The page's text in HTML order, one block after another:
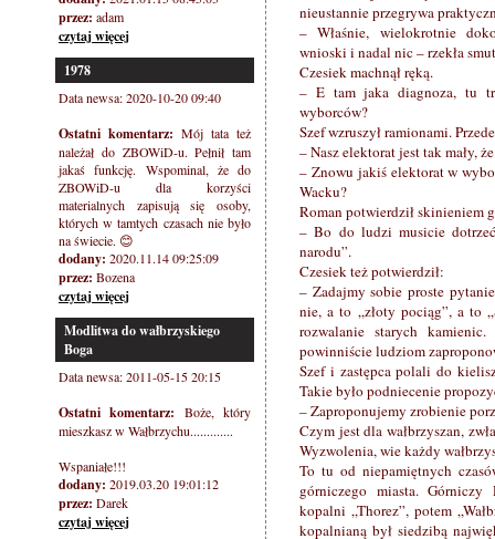
przez: adam
czytaj więcej
1978
Data newsa: 2020-10-20 09:40
Ostatni komentarz: Mój tata też
należał do ZBOWiD-u. Pełnił tam
jakaś funkcję. Wspominal, że do
ZBOWiD-u dla korzyści
materialnych zapisują się osoby,
których w tamtych czasach nie było
na świecie. 😊
dodany: 2020.11.14 09:25:09
przez: Bozena
czytaj więcej
Modlitwa do wałbrzyskiego
Boga
Data newsa: 2011-05-15 20:15
Ostatni komentarz: Boże, który
mieszkasz w Wałbrzychu.............
Wspaniałe!!!
dodany: 2019.03.20 19:01:12
przez: Darek
czytaj więcej
nieustannie przegrywa
– Właśnie, wielokrotnie
wnioski i nadal nic – rzekła
Czesiek machnął ręką.
– E tam jaka diagnoza, tu
wyborców?
Szef wzruszył ramionami.
– Nasz elektorat jest tak mały,
– Znowu jakiś elektorat w
Wacku?
Roman potwierdził skinieniem
– Bo do ludzi musicie
narodu”.
Czesiek też potwierdził:
– Zadajmy sobie proste
nie, a to „złoty pociąg”, a to
rozwalanie starych
powinniście ludziom
Szef i zastępca polali do
Takie było podniecenie
– Zaproponujemy zrobienie
Czym jest dla wałbrzyszan,
Wyzwolenia, wie każdy
To tu od niepamiętnych
górniczego miasta.
kopalni „Thorez”, potem
kopalnianą był siedzibą